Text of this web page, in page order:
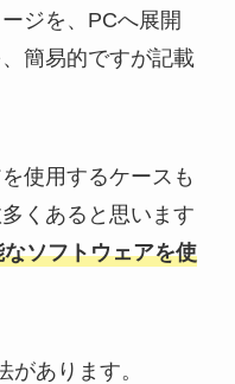
ジを、PCへ展開
簡易的ですが記載
使用するケースも
くあると思います
ソフトウェアを使
あります。